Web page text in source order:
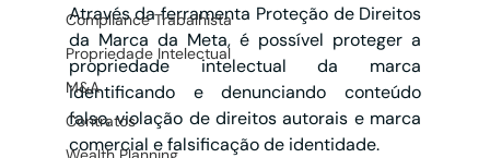
Compliance Trabalhista
Propriedade Intelectual
M&A
Contratos
Através da ferramenta Proteção de Direitos
da Marca da Meta, é possível proteger a
propriedade intelectual da marca
identificando e denunciando conteúdo
falso, violação de direitos autorais e marca
comercial e falsificação de identidade.